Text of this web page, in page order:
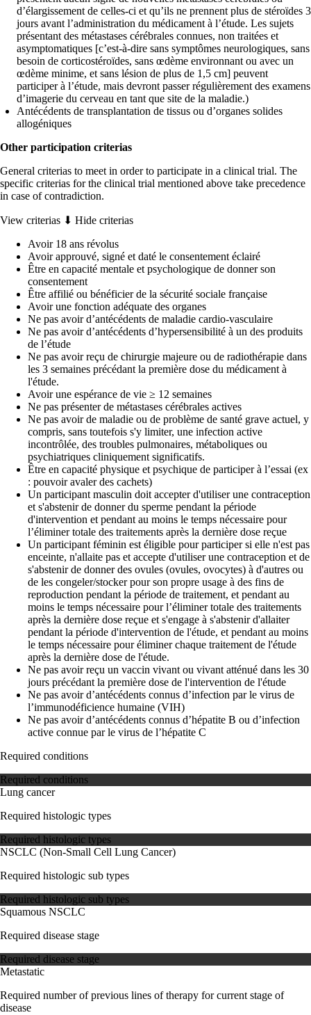
d’élargissement de celles-ci et qu’ils ne prennent plus de stéroïdes 3
jours avant l’administration du médicament à l’étude. Les sujets
présentant des métastases cérébrales connues, non traitées et
asymptomatiques [c’est-à-dire sans symptômes neurologiques, sans
besoin de corticostéroïdes, sans œdème environnant ou avec un
œdème minime, et sans lésion de plus de 1,5 cm] peuvent
participer à l’étude, mais devront passer régulièrement des examens
d’imagerie du cerveau en tant que site de la maladie.)
Antécédents de transplantation de tissus ou d’organes solides
allogéniques
Other participation criterias
General criterias to meet in order to participate in a clinical trial. The
specific criterias for the clinical trial mentioned above take precedence
in case of contradiction.
View criterias ⬇ Hide criterias
Avoir 18 ans révolus
Avoir approuvé, signé et daté le consentement éclairé
Être en capacité mentale et psychologique de donner son
consentement
Être affilié ou bénéficier de la sécurité sociale française
Avoir une fonction adéquate des organes
Ne pas avoir d’antécédents de maladie cardio-vasculaire
Ne pas avoir d’antécédents d’hypersensibilité à un des produits
de l’étude
Ne pas avoir reçu de chirurgie majeure ou de radiothérapie dans
les 3 semaines précédant la première dose du médicament à
l'étude.
Avoir une espérance de vie ≥ 12 semaines
Ne pas présenter de métastases cérébrales actives
Ne pas avoir de maladie ou de problème de santé grave actuel, y
compris, sans toutefois s'y limiter, une infection active
incontrôlée, des troubles pulmonaires, métaboliques ou
psychiatriques cliniquement significatifs.
Être en capacité physique et psychique de participer à l’essai (ex
: pouvoir avaler des cachets)
Un participant masculin doit accepter d'utiliser une contraception
et s'abstenir de donner du sperme pendant la période
d'intervention et pendant au moins le temps nécessaire pour
l’éliminer totale des traitements après la dernière dose reçue
Un participant féminin est éligible pour participer si elle n'est pas
enceinte, n'allaite pas et accepte d'utiliser une contraception et de
s'abstenir de donner des ovules (ovules, ovocytes) à d'autres ou
de les congeler/stocker pour son propre usage à des fins de
reproduction pendant la période de traitement, et pendant au
moins le temps nécessaire pour l’éliminer totale des traitements
après la dernière dose reçue et s'engage à s'abstenir d'allaiter
pendant la période d'intervention de l'étude, et pendant au moins
le temps nécessaire pour éliminer chaque traitement de l'étude
après la dernière dose de l'étude.
Ne pas avoir reçu un vaccin vivant ou vivant atténué dans les 30
jours précédant la première dose de l'intervention de l'étude
Ne pas avoir d’antécédents connus d’infection par le virus de
l’immunodéficience humaine (VIH)
Ne pas avoir d’antécédents connus d’hépatite B ou d’infection
active connue par le virus de l’hépatite C
Required conditions
Required conditions
Lung cancer
Required histologic types
Required histologic types
NSCLC (Non-Small Cell Lung Cancer)
Required histologic sub types
Required histologic sub types
Squamous NSCLC
Required disease stage
Required disease stage
Metastatic
Required number of previous lines of therapy for current stage of
disease